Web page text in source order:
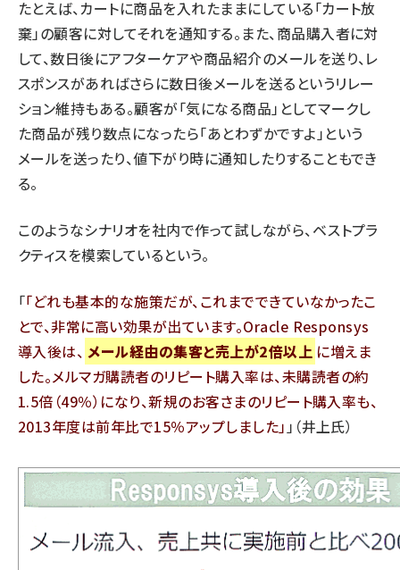
たとえば、カートに商品を入れたままにしている「カート放
棄」の顧客に対してそれを通知する。また、商品購入者に対
して、数日後にアフターケアや商品紹介のメールを送り、レ
スポンスがあればさらに数日後メールを送るというリレー
ション維持もある。顧客が「気になる商品」としてマークし
た商品が残り数点になったら「あとわずかですよ」という
メールを送ったり、値下がり時に通知したりすることもでき
る。
このようなシナリオを社内で作って試しながら、ベストプラ
クティスを模索しているという。
「 どれも基本的な施策だが、これまでできていなかったこ
とで、非常に高い効果が出ています。Oracle Responsys
導入後は、 メール経由の集客と売上が2倍以上 に増えま
した。メルマガ購読者のリピート購入率は、未購読者の約
1.5倍（49％）になり、新規のお客さまのリピート購入率も、
2013年度は前年比で15％アップしました 」（井上氏）